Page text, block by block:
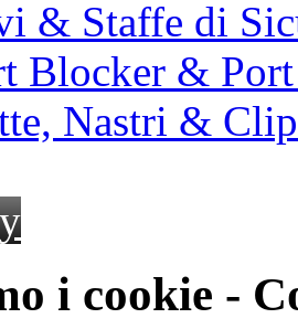
& Staffe di
Blocker &
Nastri &
i cookie -